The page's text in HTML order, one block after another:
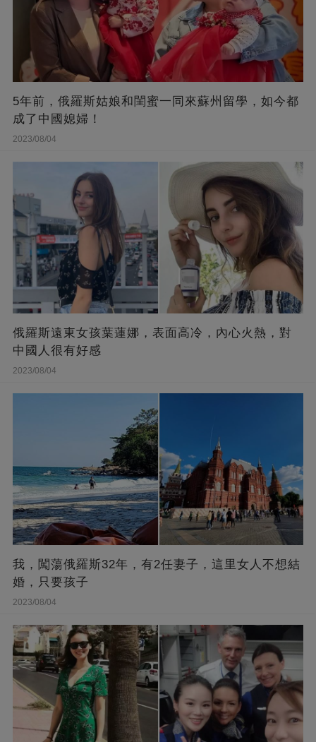
5年前，俄羅斯姑娘和閨蜜一同來蘇州留學，如今都
成了中國媳婦！
2023/08/04
俄羅斯遠東女孩葉蓮娜，表面高冷，內心火熱，對
中國人很有好感
2023/08/04
我，闖蕩俄羅斯32年，有2任妻子，這里女人不想結
婚，只要孩子
2023/08/04